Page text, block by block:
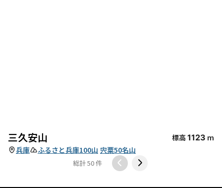
三久安山 標高 1123 m
兵庫
ふるさと兵庫100山 宍粟50名山
総計 50 件